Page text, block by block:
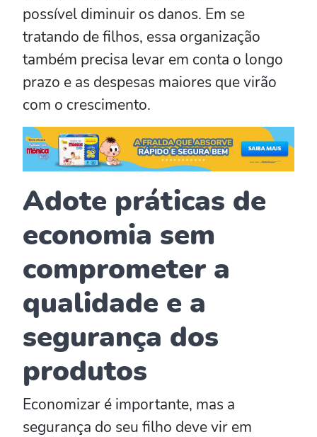
possível diminuir os danos. Em se
tratando de filhos, essa organização
também precisa levar em conta o longo
prazo e as despesas maiores que virão
com o crescimento.
Adote práticas de
economia sem
comprometer a
qualidade e a
segurança dos
produtos
Economizar é importante, mas a
segurança do seu filho deve vir em